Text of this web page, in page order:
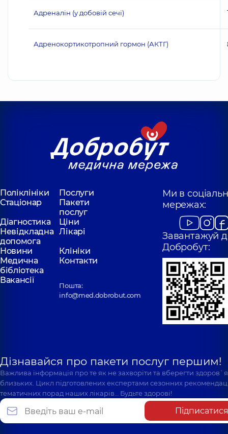
Адреналін (у добовій сечі)
Адренокортикотропний гормон (АКТГ)
Поліклініки
Послуги
Стаціонар
Пакети
послуг
Діагностика
Ціни
Невідкладна
допомога
Лікарі
Новини
Клініки
Медична
бібліотека
Контакти
Вакансії
Пошта:
info@med.dobrobut.com
Ми в
мережах:
Завантажуй
Добробут:
Дізнавайся про пакети послуг першим!
Важлива інформація про те як не захворіти та вберегти
близьких. Цикл підготовлених експертами сезонних
тематичних порад наших лікарів… Будьте здорові!
Підписатися